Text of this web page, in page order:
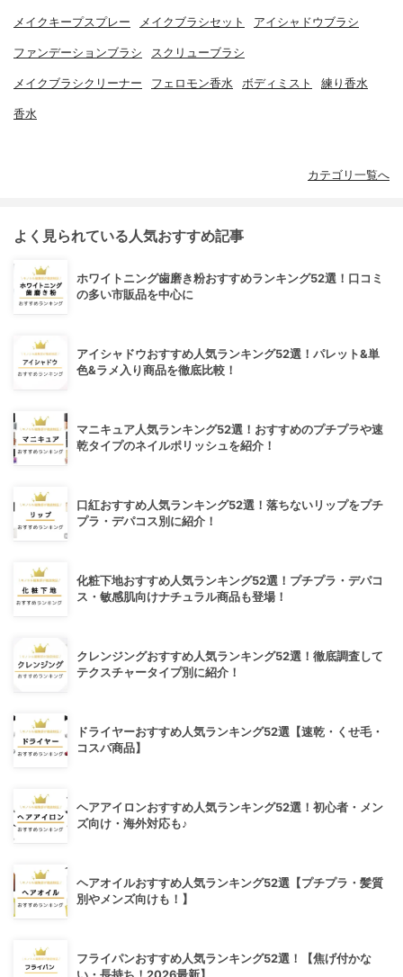
メイクキープスプレー メイクブラシセット アイシャドウブラシ
ファンデーションブラシ スクリューブラシ
メイクブラシクリーナー フェロモン香水 ボディミスト 練り香水
香水
カテゴリ一覧へ
よく見られている人気おすすめ記事
ホワイトニング歯磨き粉おすすめランキング52選！口コミ
の多い市販品を中心に
アイシャドウおすすめ人気ランキング52選！パレット&単
色&ラメ入り商品を徹底比較！
マニキュア人気ランキング52選！おすすめのプチプラや速
乾タイプのネイルポリッシュを紹介！
口紅おすすめ人気ランキング52選！落ちないリップをプチ
プラ・デパコス別に紹介！
化粧下地おすすめ人気ランキング52選！プチプラ・デパコ
ス・敏感肌向けナチュラル商品も登場！
クレンジングおすすめ人気ランキング52選！徹底調査して
テクスチャータイプ別に紹介！
ドライヤーおすすめ人気ランキング52選【速乾・くせ毛・
コスパ商品】
ヘアアイロンおすすめ人気ランキング52選！初心者・メン
ズ向け・海外対応も♪
ヘアオイルおすすめ人気ランキング52選【プチプラ・髪質
別やメンズ向けも！】
フライパンおすすめ人気ランキング52選！【焦げ付かな